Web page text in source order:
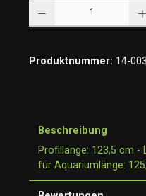
Produktnummer: 14-
Beschreibung
Profillänge: 123,5 cm -
für Aquariumlänge: